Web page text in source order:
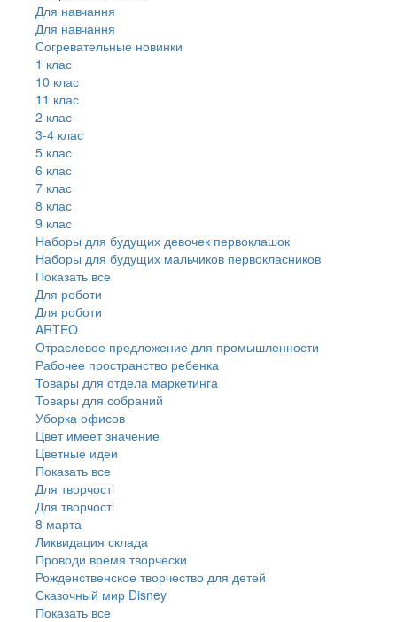
Для навчання
Для навчання
Согревательные новинки
1 клас
10 клас
11 клас
2 клас
3-4 клас
5 клас
6 клас
7 клас
8 клас
9 клас
Наборы для будущих девочек первоклашок
Наборы для будущих мальчиков первокласников
Показать все
Для роботи
Для роботи
ARTEO
Отраслевое предложение для промышленности
Рабочее пространство ребенка
Товары для отдела маркетинга
Товары для собраний
Уборка офисов
Цвет имеет значение
Цветные идеи
Показать все
Для творчостi
Для творчостi
8 марта
Ликвидация склада
Проводи время творчески
Рожденственское творчество для детей
Сказочный мир Disney
Показать все